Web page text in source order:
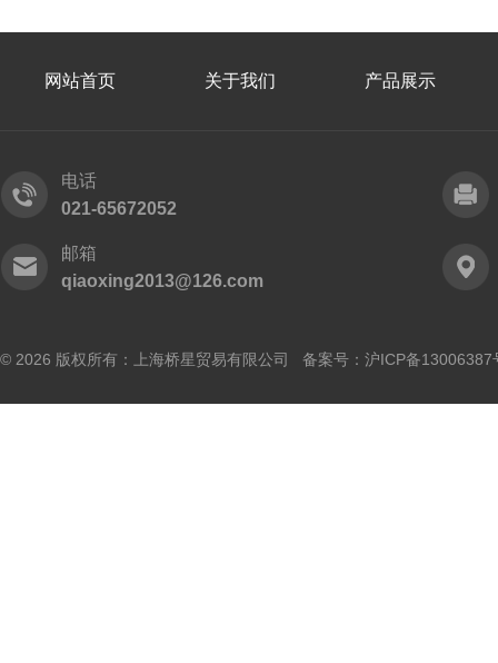
网站首页 关于我们 产品展示
电话
021-65672052
邮箱
qiaoxing2013@126.com
© 2026 版权所有：上海桥星贸易有限公司 备案号： 沪ICP备13006387